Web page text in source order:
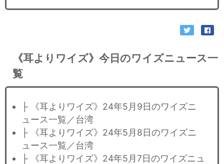
《耳よりワイズ》今日のワイズニュース一
覧
├ 《耳よりワイズ》24年5月9日のワイズニ
ュース一覧／台湾
├ 《耳よりワイズ》24年5月8日のワイズニ
ュース一覧／台湾
├ 《耳よりワイズ》24年5月7日のワイズニュ